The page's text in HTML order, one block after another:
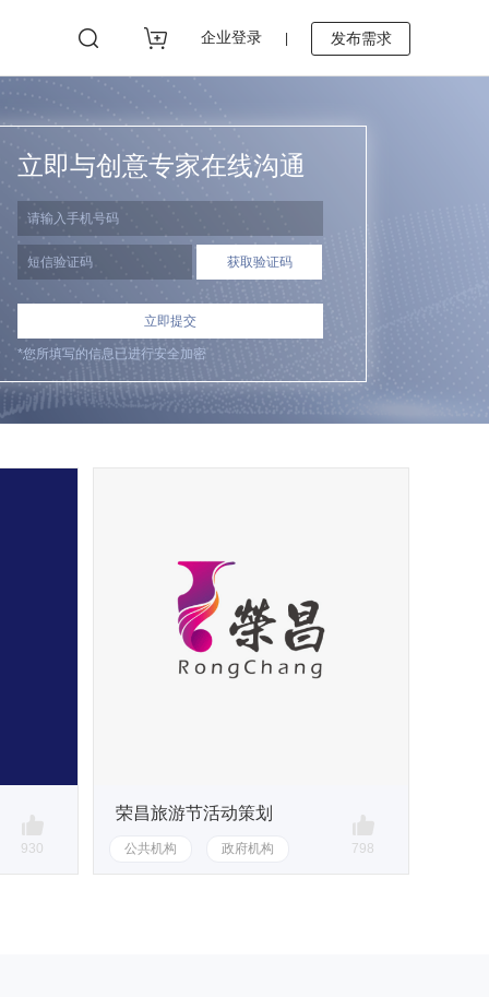
企业登录 发布需求
立即与创意专家在线沟通
立即提交
*您所填写的信息已进行安全加密
930
荣昌旅游节活动策划
公共机构 政府机构 798